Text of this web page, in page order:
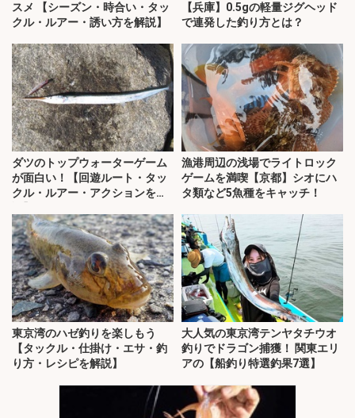
スメ 【シーズン・時合い・タッ
クル・ルアー・誘い方を解説】
【兵庫】0.5gの軽量ジグヘッド
で連発した釣り方とは？
ダツのトップウォーターゲーム
が面白い！【回遊ルート・タッ
クル・ルアー・アクションを解
漁港周辺の浅場でライトロック
ゲームを満喫【京都】シオにハ
タ類など5魚種をキャッチ！
東京湾のハゼ釣りを楽しもう
【タックル・仕掛け・エサ・釣
り方・レシピを解説】
大人気の東京湾テンヤタチウオ
釣りでドラゴン捕獲！ 関東エリ
アの【船釣り特選釣果7選】